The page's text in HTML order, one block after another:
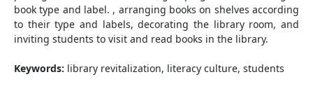
book type and label. , arranging books on shelves according
to their type and labels, decorating the library room, and
inviting students to visit and read books in the library.
Keywords: library revitalization, literacy culture, students